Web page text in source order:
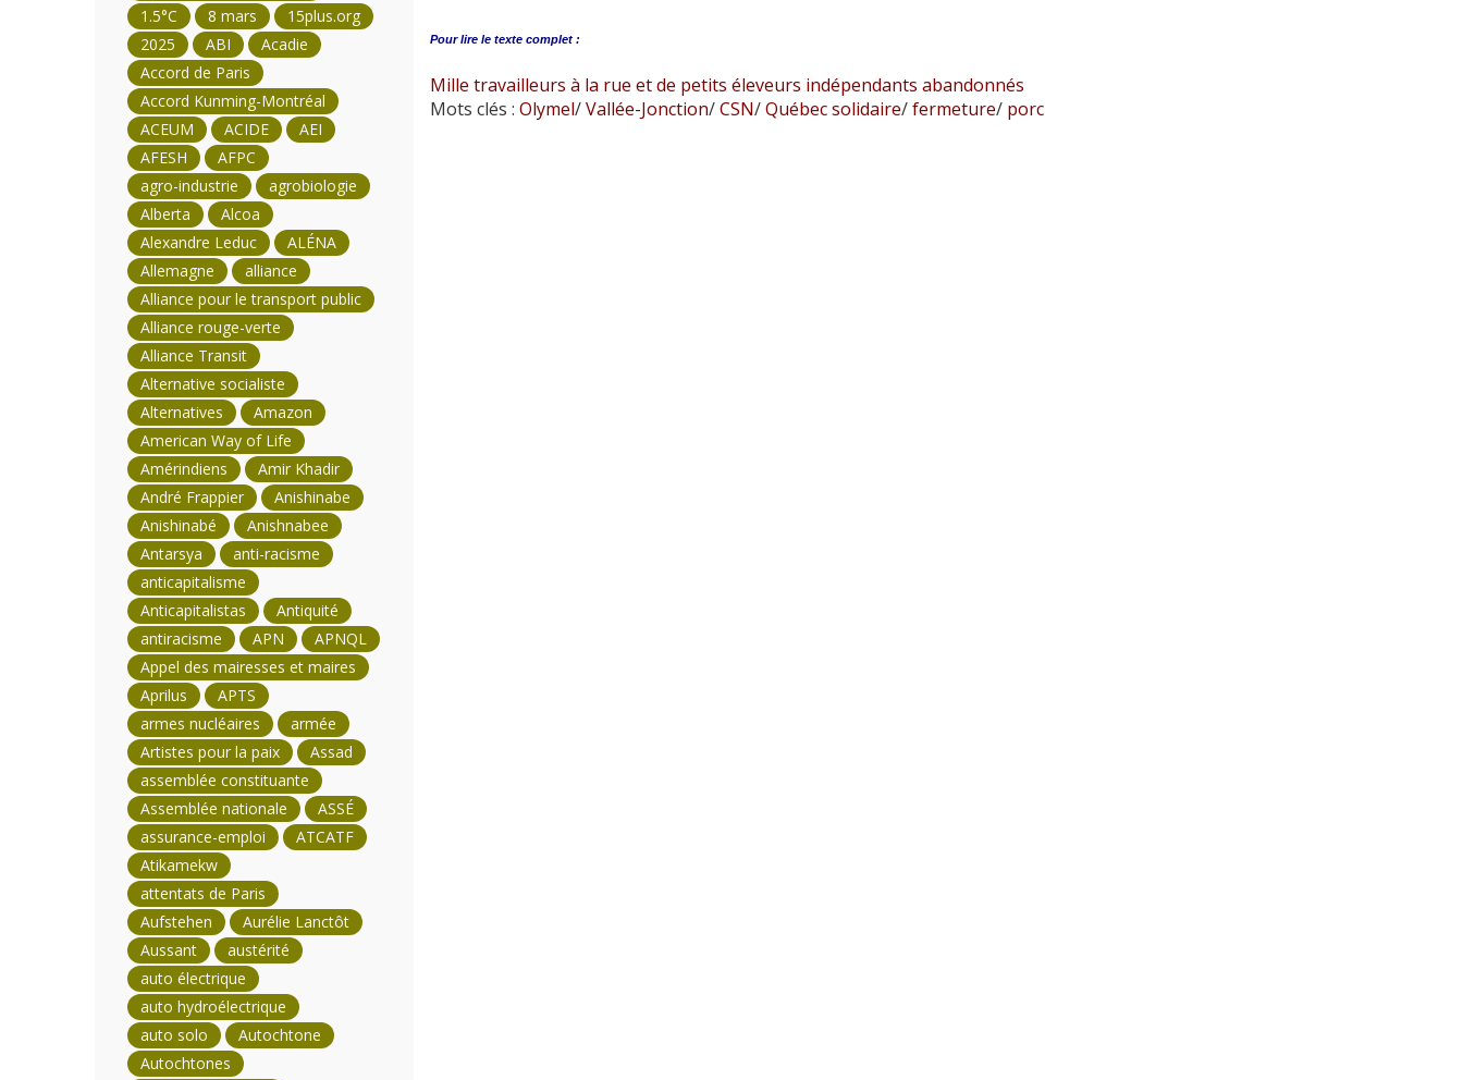
Pour lire le texte complet :
Mille travailleurs à la rue et de petits éleveurs indépendants abandonnés
Mots clés : Olymel/Vallée-Jonction/CSN/Québec solidaire/fermeture/porc
1.5°C
8 mars
15plus.org
2025
ABI
Acadie
Accord de Paris
Accord Kunming-Montréal
ACEUM
ACIDE
AEI
AFESH
AFPC
agro-industrie
agrobiologie
Alberta
Alcoa
Alexandre Leduc
ALÉNA
Allemagne
alliance
Alliance pour le transport public
Alliance rouge-verte
Alliance Transit
Alternative socialiste
Alternatives
Amazon
American Way of Life
Amérindiens
Amir Khadir
André Frappier
Anishinabe
Anishinabé
Anishnabee
Antarsya
anti-racisme
anticapitalisme
Anticapitalistas
Antiquité
antiracisme
APN
APNQL
Appel des mairesses et maires
Aprilus
APTS
armes nucléaires
armée
Artistes pour la paix
Assad
assemblée constituante
Assemblée nationale
ASSÉ
assurance-emploi
ATCATF
Atikamekw
attentats de Paris
Aufstehen
Aurélie Lanctôt
Aussant
austérité
auto électrique
auto hydroélectrique
auto solo
Autochtone
Autochtones